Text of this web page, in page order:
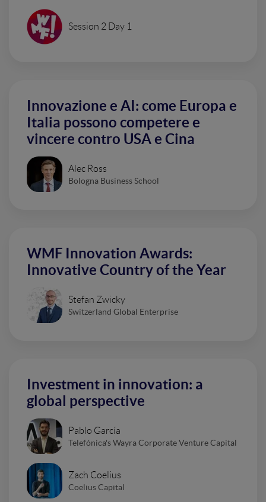
Session 2 Day 1
Innovazione e AI: come Europa e
Italia possono competere e
vincere contro USA e Cina
Alec Ross
Bologna Business School
WMF Innovation Awards:
Innovative Country of the Year
Stefan Zwicky
Switzerland Global Enterprise
Investment in innovation: a
global perspective
Pablo García
Telefónica's Wayra Corporate Venture Capital
Zach Coelius
Coelius Capital